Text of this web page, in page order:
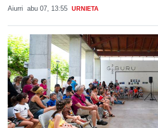
Aiurri abu 07, 13:55 URNIETA